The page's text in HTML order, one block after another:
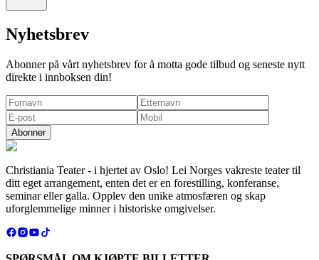
Nyhetsbrev
Abonner på vårt nyhetsbrev for å motta gode tilbud og seneste nytt
direkte i innboksen din!
Abonner
Christiania Teater - i hjertet av Oslo! Lei Norges vakreste teater til
ditt eget arrangement, enten det er en forestilling, konferanse,
seminar eller galla. Opplev den unike atmosfæren og skap
uforglemmelige minner i historiske omgivelser.